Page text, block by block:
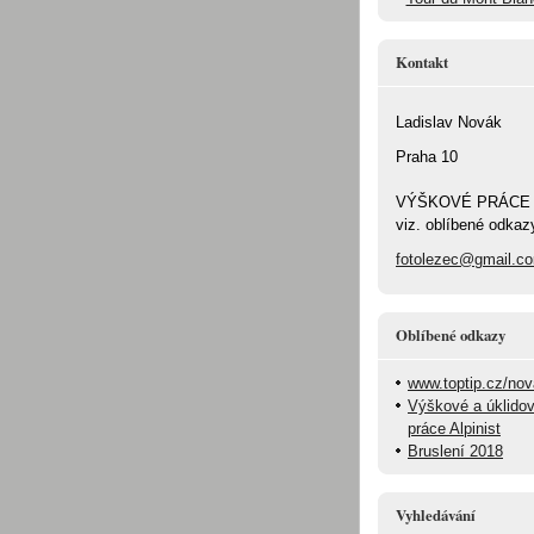
Kontakt
Ladislav Novák
Praha 10
VÝŠKOVÉ PRÁCE
viz. oblíbené
Oblíbené odkazy
www.toptip.cz/
Výškové a
práce Alpinist
Bruslení 2018
Vyhledávání